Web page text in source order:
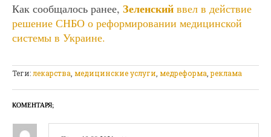
Как сообщалось ранее, Зеленский ввел в действие
решение СНБО о реформировании медицинской
системы в Украине.
Теги:лекарства медицинские услуги медреформа ,реклама
КОМЕНТАРЯ;